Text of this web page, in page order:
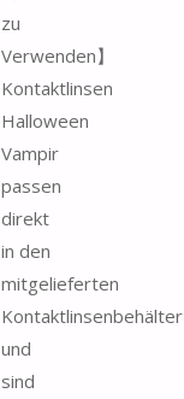
zu
Verwenden】
Kontaktlinsen
Halloween
Vampir
passen
direkt
in den
mitgelieferten
Kontaktlinsenbehälter
und
sind